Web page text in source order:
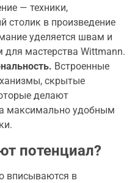
— техники,
в произведение
уделяется швам и
мастерства Wittmann.
Встроенные
скрытые
делают
максимально удобным
потенциал?
вписываются в